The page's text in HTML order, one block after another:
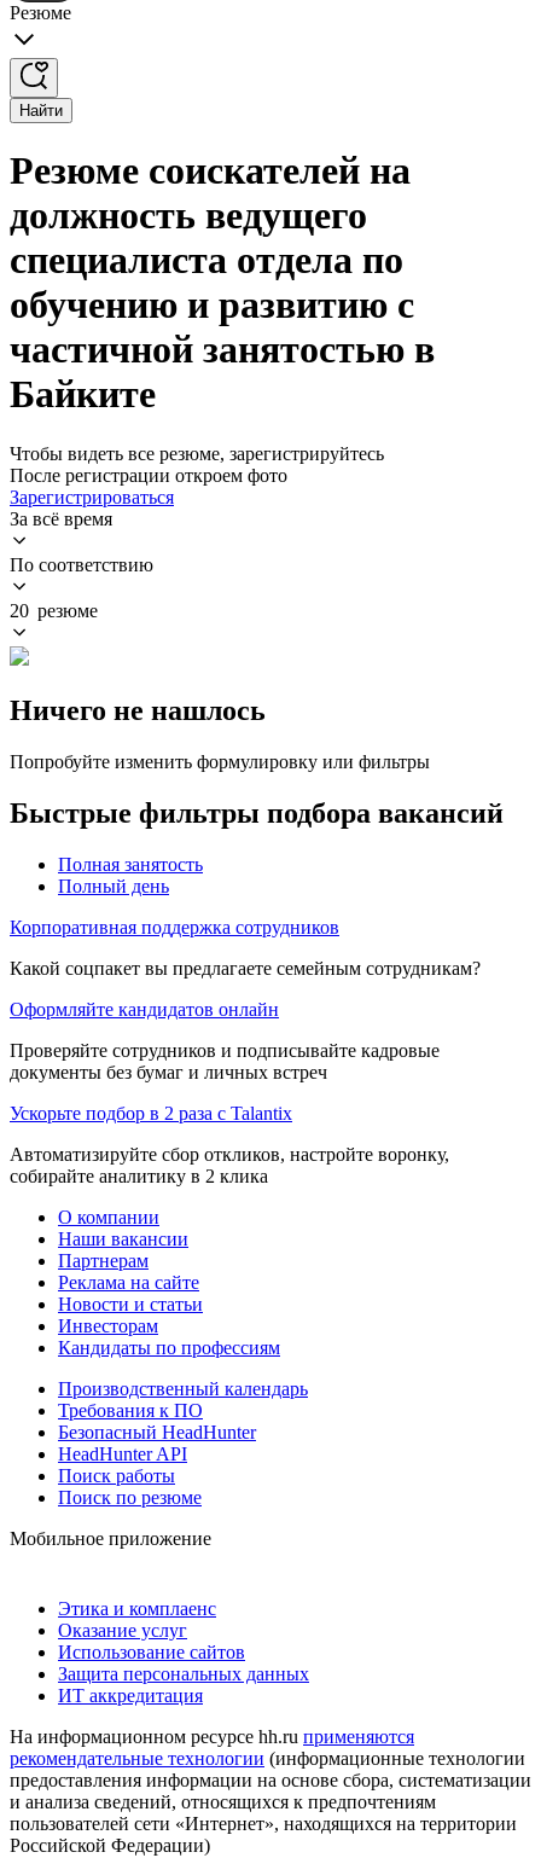
Резюме
Найти
Резюме соискателей на
должность ведущего
специалиста отдела по
обучению и развитию с
частичной занятостью в
Байките
Чтобы видеть все резюме, зарегистрируйтесь
После регистрации откроем фото
Зарегистрироваться
За всё время
По соответствию
20 резюме
Ничего не нашлось
Попробуйте изменить формулировку или фильтры
Быстрые фильтры подбора вакансий
Полная занятость
Полный день
Корпоративная поддержка сотрудников
Какой соцпакет вы предлагаете семейным сотрудникам?
Оформляйте кандидатов онлайн
Проверяйте сотрудников и подписывайте кадровые
документы без бумаг и личных встреч
Ускорьте подбор в 2 раза с Talantix
Автоматизируйте сбор откликов, настройте воронку,
собирайте аналитику в 2 клика
О компании
Наши вакансии
Партнерам
Реклама на сайте
Новости и статьи
Инвесторам
Кандидаты по профессиям
Производственный календарь
Требования к ПО
Безопасный HeadHunter
HeadHunter API
Поиск работы
Поиск по резюме
Мобильное приложение
Этика и комплаенс
Оказание услуг
Использование сайтов
Защита персональных данных
ИТ аккредитация
На информационном ресурсе hh.ru применяются
рекомендательные технологии (информационные технологии
предоставления информации на основе сбора, систематизации
и анализа сведений, относящихся к предпочтениям
пользователей сети «Интернет», находящихся на территории
Российской Федерации)